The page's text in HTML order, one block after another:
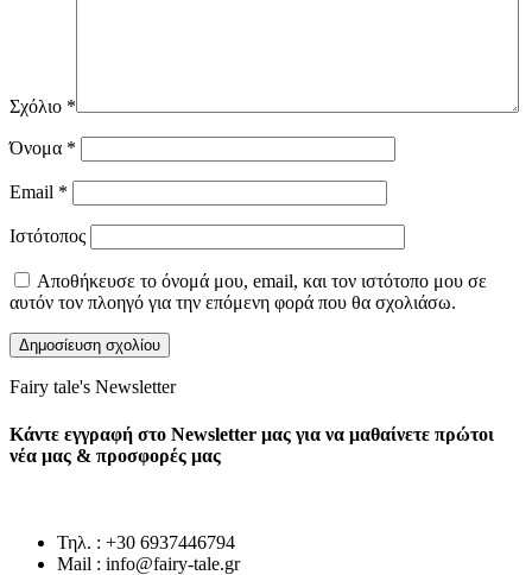
Σχόλιο *
Όνομα *
Email *
Ιστότοπος
Αποθήκευσε το όνομά μου, email, και τον ιστότοπο μου σε
αυτόν τον πλοηγό για την επόμενη φορά που θα σχολιάσω.
Fairy tale's Newsletter
Κάντε εγγραφή στο Newsletter μας για να μαθαίνετε πρώτοι
νέα μας & προσφορές μας
Τηλ. : +30 6937446794
Mail : info@fairy-tale.gr